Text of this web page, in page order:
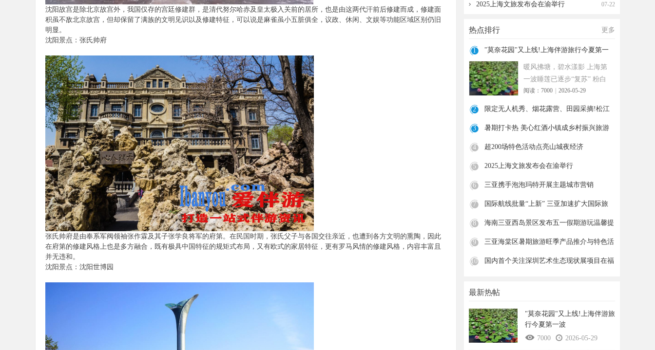
沈阳故宫是除北京故宫外，我国仅存的宫廷修建群，是清代努尔哈赤及皇太极入关前的居所，也是由这两代汗前后修建而成，修建面
积虽不敌北京故宫，但却保留了满族的文明见识以及修建特征，可以说是麻雀虽小五脏俱全，议政、休闲、文娱等功能区域区别仍旧
明显。
沈阳景点：张氏帅府
张氏帅府是由奉系军阀领袖张作霖及其子张学良将军的府第。在民国时期，张氏父子与各国交往亲近，也遭到各方文明的熏陶，因此
在府第的修建风格上也是多方融合，既有极具中国特征的规矩式布局，又有欧式的家居特征，更有罗马风情的修建风格，内容丰富且
并无违和。
沈阳景点：沈阳世博园
2025上海文旅发布会在渝举行 07-22
热点排行 更多
1
"莫奈花园"又上线!上海伴游旅行今夏第一
波
暖风拂塘，碧水漾影 上海第
一波睡莲已逐步“复苏” 粉白
嫣红的花朵浮于水面 趁花期
正
阅读：7000 2026-05-29
2
限定无人机秀、烟花露营、田园采摘!松江
3
暑期打卡热 美心红酒小镇成乡村振兴旅游
4
超200场特色活动点亮山城夜经济
5 2025上海文旅发布会在渝举行
6 三亚携手泡泡玛特开展主题城市营销
7 国际航线批量“上新” 三亚加速扩大国际旅
8
海南三亚西岛景区发布五一假期游玩温馨提
9
三亚海棠区暑期旅游旺季产品推介与特色活
10
国内首个关注深圳艺术生态现状展项目在福
最新热帖
"莫奈花园"又上线!上海伴游旅
行今夏第一波
7000
2026-05-29